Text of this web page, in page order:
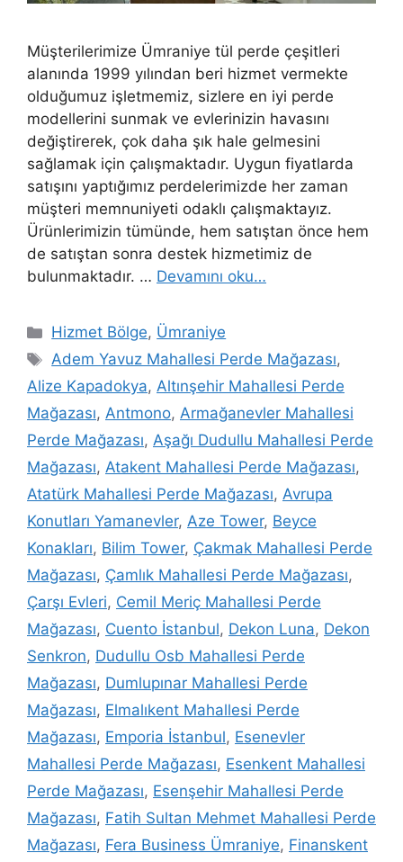
Müşterilerimize Ümraniye tül perde çeşitleri
alanında 1999 yılından beri hizmet vermekte
olduğumuz işletmemiz, sizlere en iyi perde
modellerini sunmak ve evlerinizin havasını
değiştirerek, çok daha şık hale gelmesini
sağlamak için çalışmaktadır. Uygun fiyatlarda
satışını yaptığımız perdelerimizde her zaman
müşteri memnuniyeti odaklı çalışmaktayız.
Ürünlerimizin tümünde, hem satıştan önce hem
de satıştan sonra destek hizmetimiz de
bulunmaktadır. … Devamını oku…
Hizmet Bölge, Ümraniye
Adem Yavuz Mahallesi Perde Mağazası,
Alize Kapadokya, Altınşehir Mahallesi Perde
Mağazası, Antmono, Armağanevler Mahallesi
Perde Mağazası, Aşağı Dudullu Mahallesi Perde
Mağazası, Atakent Mahallesi Perde Mağazası,
Atatürk Mahallesi Perde Mağazası, Avrupa
Konutları Yamanevler, Aze Tower, Beyce
Konakları, Bilim Tower, Çakmak Mahallesi Perde
Mağazası, Çamlık Mahallesi Perde Mağazası,
Çarşı Evleri, Cemil Meriç Mahallesi Perde
Mağazası, Cuento İstanbul, Dekon Luna, Dekon
Senkron, Dudullu Osb Mahallesi Perde
Mağazası, Dumlupınar Mahallesi Perde
Mağazası, Elmalıkent Mahallesi Perde
Mağazası, Emporia İstanbul, Esenevler
Mahallesi Perde Mağazası, Esenkent Mahallesi
Perde Mağazası, Esenşehir Mahallesi Perde
Mağazası, Fatih Sultan Mehmet Mahallesi Perde
Mağazası, Fera Business Ümraniye, Finanskent